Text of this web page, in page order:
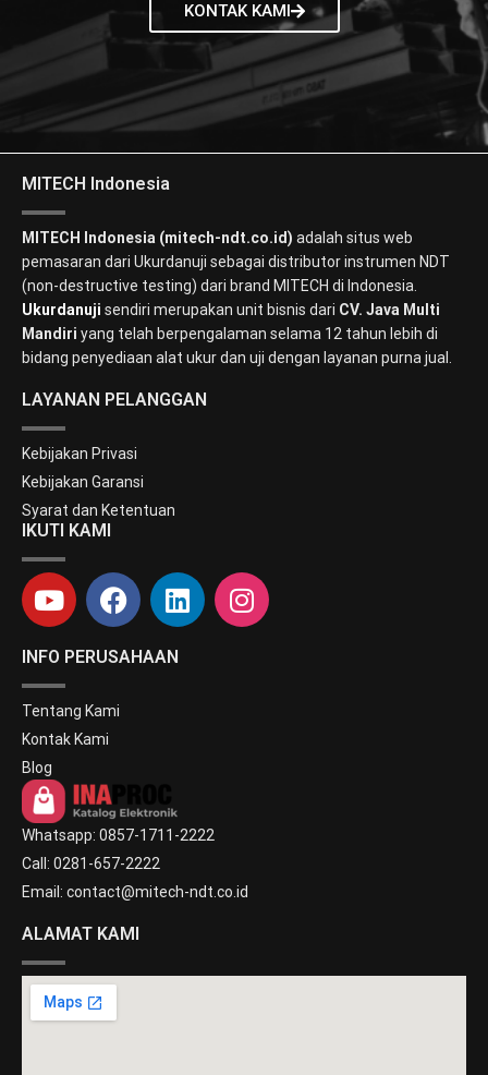
KONTAK KAMI
MITECH Indonesia
MITECH Indonesia (mitech-ndt.co.id) adalah situs web
pemasaran dari Ukurdanuji sebagai distributor instrumen NDT
(non-destructive testing) dari brand MITECH di Indonesia.
Ukurdanuji sendiri merupakan unit bisnis dari CV. Java Multi
Mandiri yang telah berpengalaman selama 12 tahun lebih di
bidang penyediaan alat ukur dan uji dengan layanan purna jual.
LAYANAN PELANGGAN
Kebijakan Privasi
Kebijakan Garansi
Syarat dan Ketentuan
IKUTI KAMI
INFO PERUSAHAAN
Tentang Kami
Kontak Kami
Blog
Whatsapp: 0857-1711-2222
Call: 0281-657-2222
Email: contact@mitech-ndt.co.id
ALAMAT KAMI